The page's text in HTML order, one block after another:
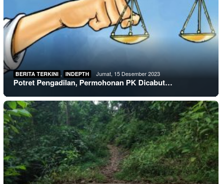
BERITA TERKINI , INDEPTH Jumat, 15 Desember 2023
Potret Pengadilan, Permohonan PK Dicabut…